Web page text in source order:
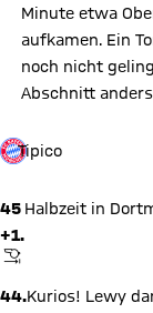
Minute etwa
aufkamen. Ein
noch nicht
Abschnitt
Tipico
45
+1.
ABPFIFF
Halbzeit in
44.Kurios! Lewy